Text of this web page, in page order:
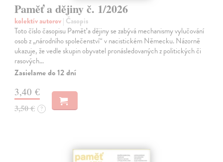
Paměť a dějiny č. 1/2026
kolektív autorov| Časopis
Toto číslo časopisu Paměť a dějiny se zabývá mechanismy vylučování
osob z „národního společenství“ v nacistickém Německu. Názorně
ukazuje, že vedle skupin obyvatel pronásledovaných z politických či
rasových…
Zasielame do 12 dní
3,40 €
3,50 € ?